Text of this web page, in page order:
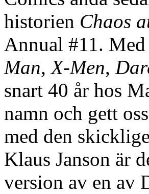
historien Chaos
Annual #11.
Man,X-Men,
snart 40 år hos
namn och gett
med den
Klaus Janson är
version av en av